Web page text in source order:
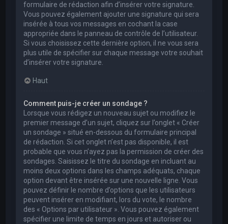
formulaire de rédaction afin d’insérer votre signature.
Vous pouvez également ajouter une signature qui sera
insérée à tous vos messages en cochant la case
appropriée dans le panneau de contrôle de l’utilisateur.
Si vous choisissez cette dernière option, il ne vous sera
plus utile de spécifier sur chaque message votre souhait
d’insérer votre signature.
Haut
Comment puis-je créer un sondage ?
Lorsque vous rédigez un nouveau sujet ou modifiez le
premier message d’un sujet, cliquez sur l’onglet « Créer
un sondage » situé en-dessous du formulaire principal
de rédaction. Si cet onglet n’est pas disponible, il est
probable que vous n’ayez pas la permission de créer des
sondages. Saisissez le titre du sondage en incluant au
moins deux options dans les champs adéquats, chaque
option devant être insérée sur une nouvelle ligne. Vous
pouvez définir le nombre d’options que les utilisateurs
peuvent insérer en modifiant, lors du vote, le nombre
des « Options par utilisateur ». Vous pouvez également
spécifier une limite de temps en jours et autoriser ou